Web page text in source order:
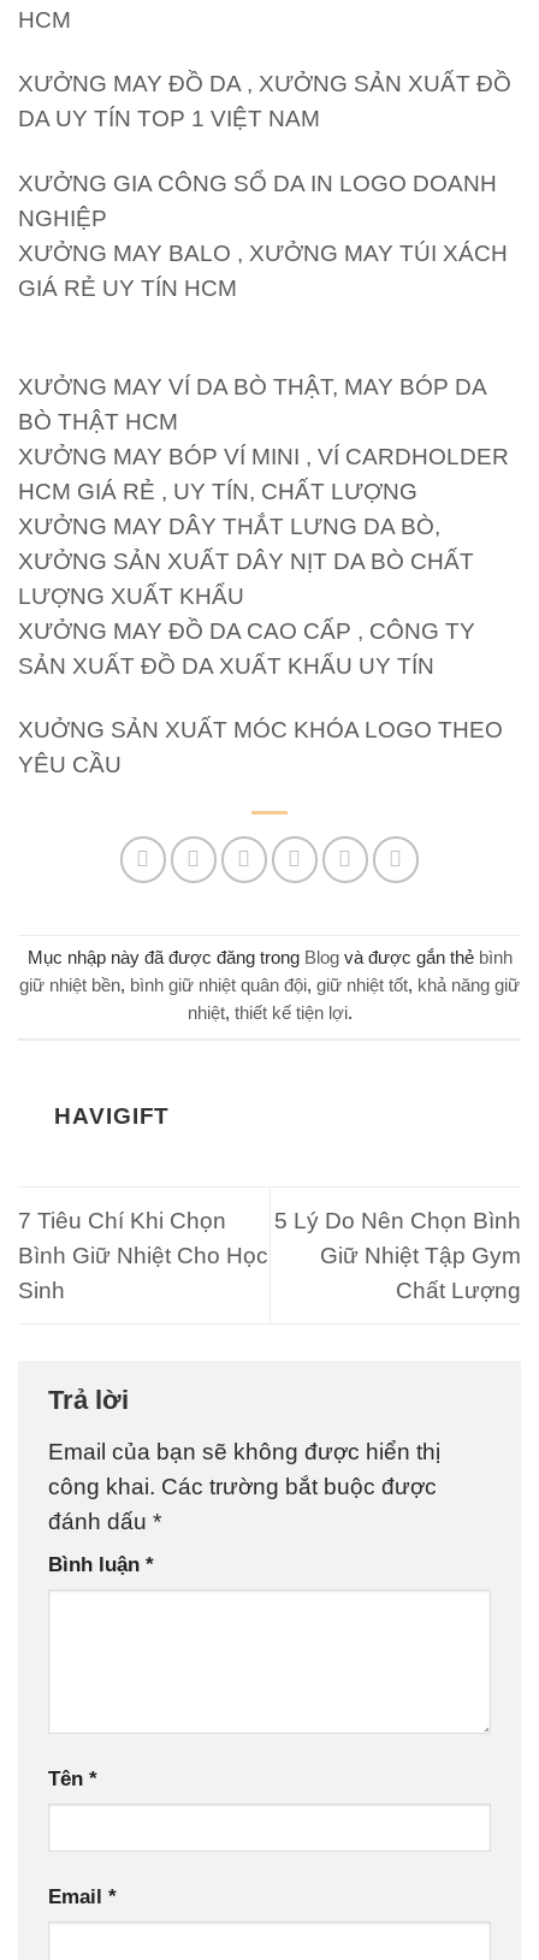
HCM
XƯỞNG MAY ĐỒ DA , XƯỞNG SẢN XUẤT ĐỒ
DA UY TÍN TOP 1 VIỆT NAM
XƯỞNG GIA CÔNG SỔ DA IN LOGO DOANH
NGHIỆP
XƯỞNG MAY BALO , XƯỞNG MAY TÚI XÁCH
GIÁ RẺ UY TÍN HCM
XƯỞNG MAY VÍ DA BÒ THẬT, MAY BÓP DA
BÒ THẬT HCM
XƯỞNG MAY BÓP VÍ MINI , VÍ CARDHOLDER
HCM GIÁ RẺ , UY TÍN, CHẤT LƯỢNG
XƯỞNG MAY DÂY THẮT LƯNG DA BÒ,
XƯỞNG SẢN XUẤT DÂY NỊT DA BÒ CHẤT
LƯỢNG XUẤT KHẨU
XƯỞNG MAY ĐỒ DA CAO CẤP , CÔNG TY
SẢN XUẤT ĐỒ DA XUẤT KHẨU UY TÍN
XUỞNG SẢN XUẤT MÓC KHÓA LOGO THEO
YÊU CẦU
Mục nhập này đã được đăng trong Blogvà được gắn thẻ bình
giữ nhiệt bền, bình giữ nhiệt quân đội, giữ nhiệt tốt, khả năng giữ
nhiệt, thiết kế tiện lợi.
HAVIGIFT
7 Tiêu Chí Khi Chọn
Bình Giữ Nhiệt Cho Học
Sinh
5 Lý Do Nên Chọn Bình
Giữ Nhiệt Tập Gym
Chất Lượng
Trả lời
Email của bạn sẽ không được hiển thị
công khai. Các trường bắt buộc được
đánh dấu *
Bình luận *
Tên *
Email *